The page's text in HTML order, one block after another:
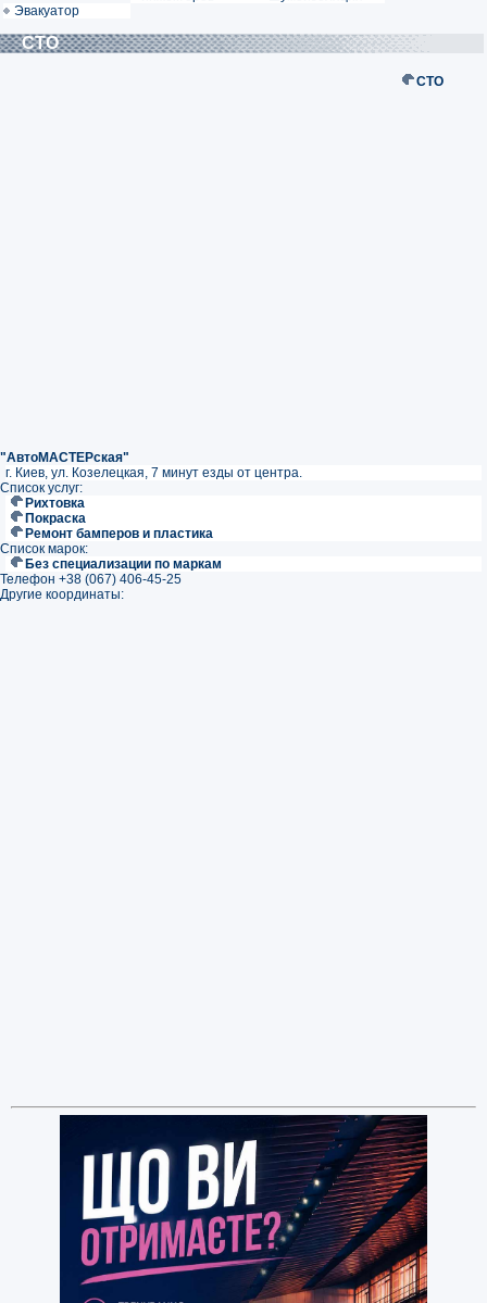
Эвакуатор
СТО
СТО
"АвтоМАСТЕРская"
г. Киев, ул. Козелецкая, 7 минут езды от центра.
Список услуг:
Рихтовка
Покраска
Ремонт бамперов и пластика
Список марок:
Без специализации по маркам
Телефон +38 (067) 406-45-25
Другие координаты: